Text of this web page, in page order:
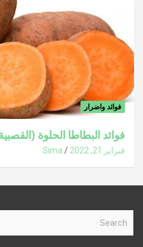
فوائد واضرار
فوائد البطاطا الحلوة
فبراير 21, 2022 Sima